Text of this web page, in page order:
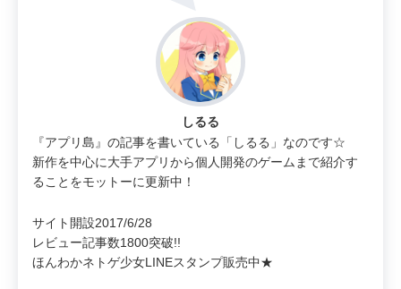
しるる
『アプリ島』の記事を書いている「しるる」なのです☆
新作を中心に大手アプリから個人開発のゲームまで紹介す
ることをモットーに更新中！
サイト開設2017/6/28
レビュー記事数1800突破!!
ほんわかネトゲ少女LINEスタンプ販売中★